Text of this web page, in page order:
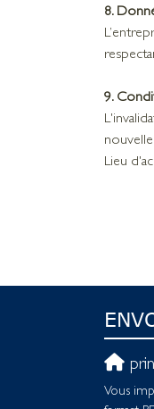
8.
9.
Lieu
Vous